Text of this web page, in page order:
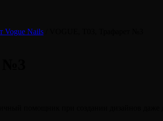
Vogue Nails